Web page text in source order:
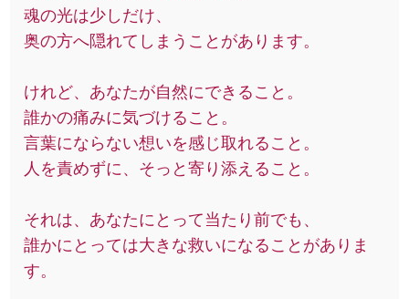
魂の光は少しだけ、
奥の方へ隠れてしまうことがあります。
けれど、あなたが自然にできること。
誰かの痛みに気づけること。
言葉にならない想いを感じ取れること。
人を責めずに、そっと寄り添えること。
それは、あなたにとって当たり前でも、
誰かにとっては大きな救いになることがありま
す。